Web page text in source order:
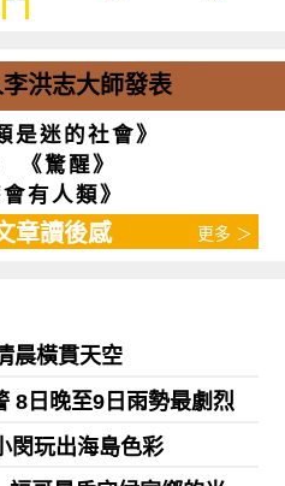
洪志大師發表
是迷的社會》
《驚醒》
有人類》
章讀後感 更多 ＞
晨橫貫天空
8日晚至9日雨勢最劇烈
玩出海島色彩